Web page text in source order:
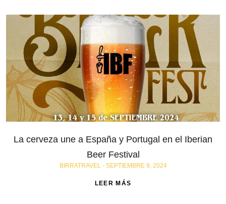
La cerveza une a España y Portugal en el Iberian
Beer Festival
BIRRATRAVEL SEPTIEMBRE 9, 2024
LEER MÁS